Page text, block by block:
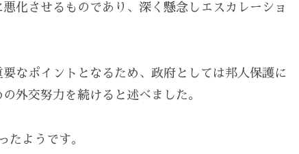
化させるものであり、深く懸念しエスカレーショ
なポイントとなるため、政府としては邦人保護に
外交努力を続けると述べました。
たようです。